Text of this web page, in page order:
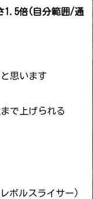
1.5倍(自分範囲/通
思います
で上げられる
ボルスライサー)